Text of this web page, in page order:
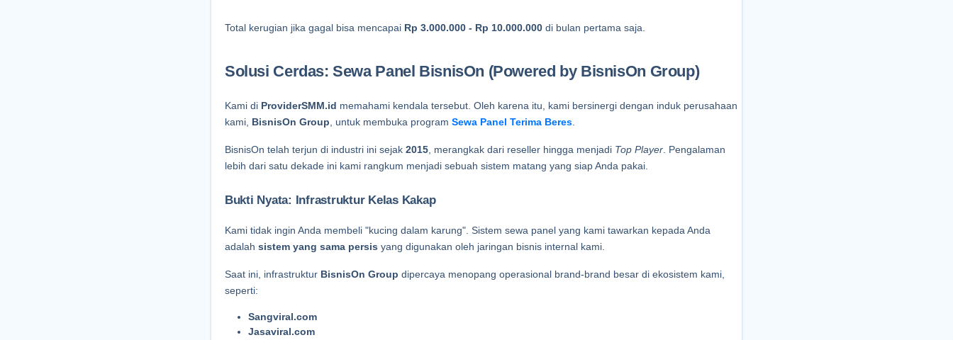
Total kerugian jika gagal bisa mencapai Rp 3.000.000 - Rp 10.000.000 di bulan pertama saja.
Solusi Cerdas: Sewa Panel BisnisOn (Powered by BisnisOn Group)
Kami di ProviderSMM.id memahami kendala tersebut. Oleh karena itu, kami bersinergi dengan induk perusahaan
kami, BisnisOn Group, untuk membuka program Sewa Panel Terima Beres.
BisnisOn telah terjun di industri ini sejak 2015, merangkak dari reseller hingga menjadi Top Player. Pengalaman
lebih dari satu dekade ini kami rangkum menjadi sebuah sistem matang yang siap Anda pakai.
Bukti Nyata: Infrastruktur Kelas Kakap
Kami tidak ingin Anda membeli "kucing dalam karung". Sistem sewa panel yang kami tawarkan kepada Anda
adalah sistem yang sama persis yang digunakan oleh jaringan bisnis internal kami.
Saat ini, infrastruktur BisnisOn Group dipercaya menopang operasional brand-brand besar di ekosistem kami,
seperti:
Sangviral.com
Jasaviral.com